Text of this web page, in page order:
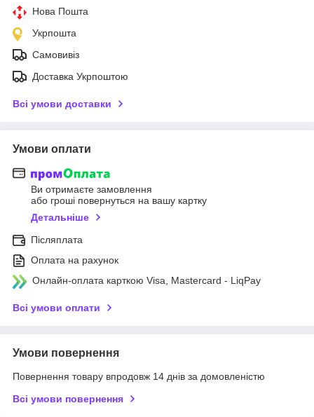
Нова Пошта
Укрпошта
Самовивіз
Доставка Укрпоштою
Всі умови доставки
Умови оплати
Ви отримаєте замовлення
або гроші повернуться на вашу картку
Детальніше
Післяплата
Оплата на рахунок
Онлайн-оплата карткою Visa, Mastercard - LiqPay
Всі умови оплати
Умови повернення
Повернення товару впродовж 14 днів за домовленістю
Всі умови повернення